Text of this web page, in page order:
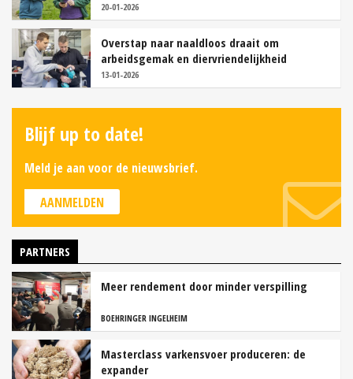
20-01-2026
Overstap naar naaldloos draait om
arbeidsgemak en diervriendelijkheid
13-01-2026
Blijf up to date!
Meld je aan voor de nieuwsbrief.
AANMELDEN
PARTNERS
Meer rendement door minder verspilling
BOEHRINGER INGELHEIM
Masterclass varkensvoer produceren: de
expander